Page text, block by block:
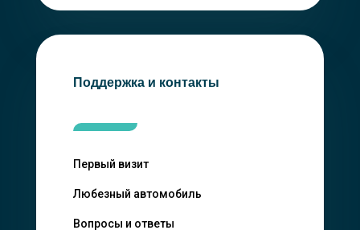
Поддержка и контакты
Первый визит
Любезный автомобиль
Вопросы и ответы